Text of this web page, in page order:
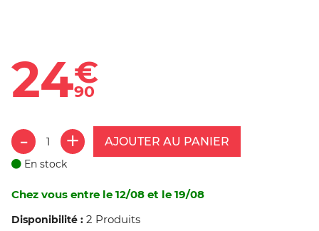
24€
90
AJOUTER AU PANIER
En stock
Chez vous entre le 12/08 et le 19/08
Disponibilité : 2 Produits